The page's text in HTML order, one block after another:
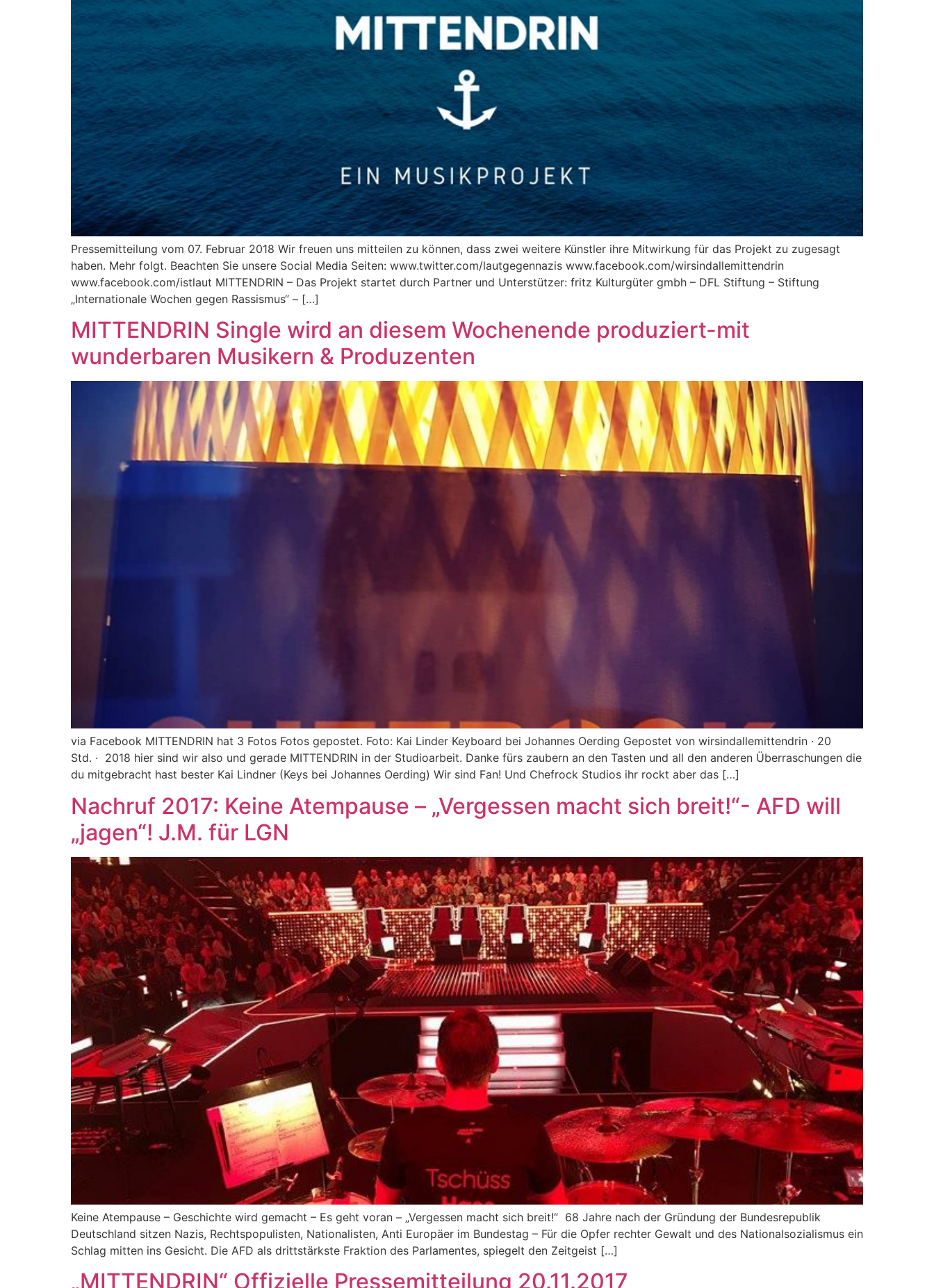
Pressemitteilung vom 07. Februar 2018 Wir freuen uns mitteilen zu können, dass zwei weitere Künstler ihre Mitwirkung für das Projekt zu zugesagt
haben. Mehr folgt. Beachten Sie unsere Social Media Seiten: www.twitter.com/lautgegennazis www.facebook.com/wirsindallemittendrin
www.facebook.com/istlaut MITTENDRIN – Das Projekt startet durch Partner und Unterstützer: fritz Kulturgüter gmbh – DFL Stiftung – Stiftung
„Internationale Wochen gegen Rassismus“ – […]
MITTENDRIN Single wird an diesem Wochenende produziert-mit
wunderbaren Musikern & Produzenten
via Facebook MITTENDRIN hat 3 Fotos Fotos gepostet. Foto: Kai Linder Keyboard bei Johannes Oerding Gepostet von wirsindallemittendrin · 20
Std. · 2018 hier sind wir also und gerade MITTENDRIN in der Studioarbeit. Danke fürs zaubern an den Tasten und all den anderen Überraschungen die
du mitgebracht hast bester Kai Lindner (Keys bei Johannes Oerding) Wir sind Fan! Und Chefrock Studios ihr rockt aber das […]
Nachruf 2017: Keine Atempause – „Vergessen macht sich breit!“- AFD will
„jagen“! J.M. für LGN
Keine Atempause – Geschichte wird gemacht – Es geht voran – „Vergessen macht sich breit!“ 68 Jahre nach der Gründung der Bundesrepublik
Deutschland sitzen Nazis, Rechtspopulisten, Nationalisten, Anti Europäer im Bundestag – Für die Opfer rechter Gewalt und des Nationalsozialismus ein
Schlag mitten ins Gesicht. Die AFD als drittstärkste Fraktion des Parlamentes, spiegelt den Zeitgeist […]
„MITTENDRIN“ Offizielle Pressemitteilung 20.11.2017